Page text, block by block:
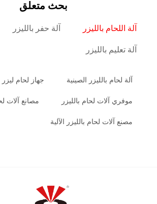
بحث متعلق
آلة اللحام بالليزر آلة حفر بالليزر
آلة تعليم بالليزر
آلة لحام بالليزر الصينية جهاز لحام
موفري آلات لحام بالليزر مصانع آلات
مصنع آلات لحام بالليزر الآلية